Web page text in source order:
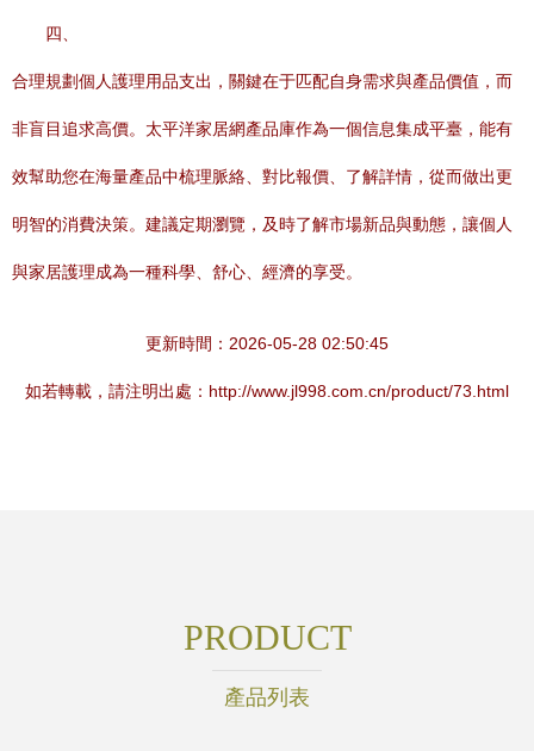
四、
合理規劃個人護理用品支出，關鍵在于匹配自身需求與產品價值，而
非盲目追求高價。太平洋家居網產品庫作為一個信息集成平臺，能有
效幫助您在海量產品中梳理脈絡、對比報價、了解詳情，從而做出更
明智的消費決策。建議定期瀏覽，及時了解市場新品與動態，讓個人
與家居護理成為一種科學、舒心、經濟的享受。
更新時間：2026-05-28 02:50:45
如若轉載，請注明出處：http://www.jl998.com.cn/product/73.html
PRODUCT
產品列表